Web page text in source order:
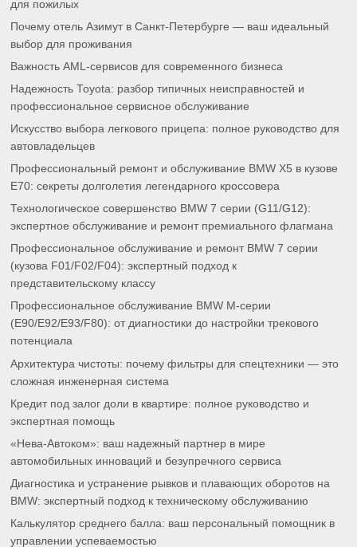
для пожилых
Почему отель Азимут в Санкт-Петербурге — ваш идеальный
выбор для проживания
Важность AML-сервисов для современного бизнеса
Надежность Toyota: разбор типичных неисправностей и
профессиональное сервисное обслуживание
Искусство выбора легкового прицепа: полное руководство для
автовладельцев
Профессиональный ремонт и обслуживание BMW X5 в кузове
E70: секреты долголетия легендарного кроссовера
Технологическое совершенство BMW 7 серии (G11/G12):
экспертное обслуживание и ремонт премиального флагмана
Профессиональное обслуживание и ремонт BMW 7 серии
(кузова F01/F02/F04): экспертный подход к
представительскому классу
Профессиональное обслуживание BMW M-серии
(E90/E92/E93/F80): от диагностики до настройки трекового
потенциала
Архитектура чистоты: почему фильтры для спецтехники — это
сложная инженерная система
Кредит под залог доли в квартире: полное руководство и
экспертная помощь
«Нева-Автоком»: ваш надежный партнер в мире
автомобильных инноваций и безупречного сервиса
Диагностика и устранение рывков и плавающих оборотов на
BMW: экспертный подход к техническому обслуживанию
Калькулятор среднего балла: ваш персональный помощник в
управлении успеваемостью